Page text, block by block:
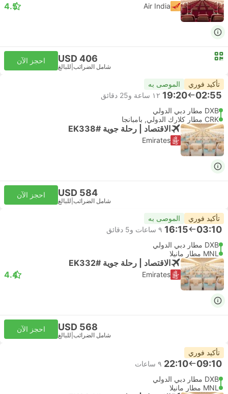
Air India
4.5
USD 406
شامل الضرائب للبالغ
احجز الآن
تأكيد فوري الموصى به
02:55
19:20 ١٢ ساعة و‫25 دقائق
DXB مطار دبي الدولي
CRK مطار كلارك الدولي, بامبانجا
الاقتصاد | رحلة جوية #EK338
Emirates
USD 584
شامل الضرائب للبالغ
احجز الآن
تأكيد فوري الموصى به
03:10
16:15 ٩ ساعات و‫5 دقائق
DXB مطار دبي الدولي
MNL مطار مانيلا
الاقتصاد | رحلة جوية #EK332
Emirates
4.4
USD 568
شامل الضرائب للبالغ
احجز الآن
تأكيد فوري
09:10
22:10 ٩ ساعات
DXB مطار دبي الدولي
MNL مطار مانيلا